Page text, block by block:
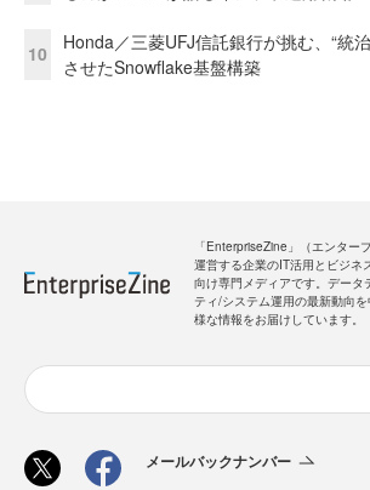
10
Honda／三菱UFJ信託銀行が挑む、“統
させたSnowflake基盤構築
「EnterpriseZine」（エンター
運営する企業のIT活用とビジネ
向け専門メディアです。データ
ティ/システム運用の最新動向
様な情報をお届けしています。
メールバックナンバー